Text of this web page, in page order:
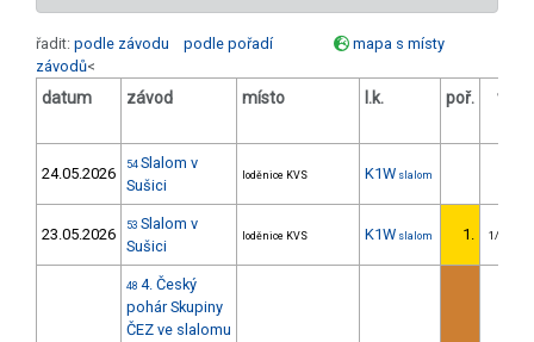
řadit: podle závodu podle pořadí
mapa s místy
závodů<
datum závod místo l.k. poř. v.k.
24.05.2026 54 Slalom v
Sušici
loděnice KVS K1W slalom
23.05.2026 53 Slalom v
Sušici
loděnice KVS K1W slalom 1. 1/U23
48 4. Český
pohár Skupiny
ČEZ ve slalomu